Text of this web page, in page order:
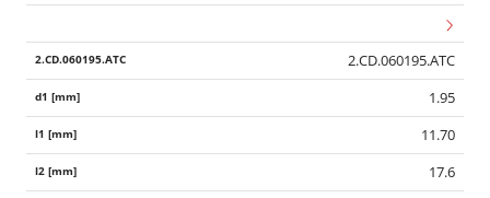
2.CD.060195.ATC
1.95
11.70
17.6